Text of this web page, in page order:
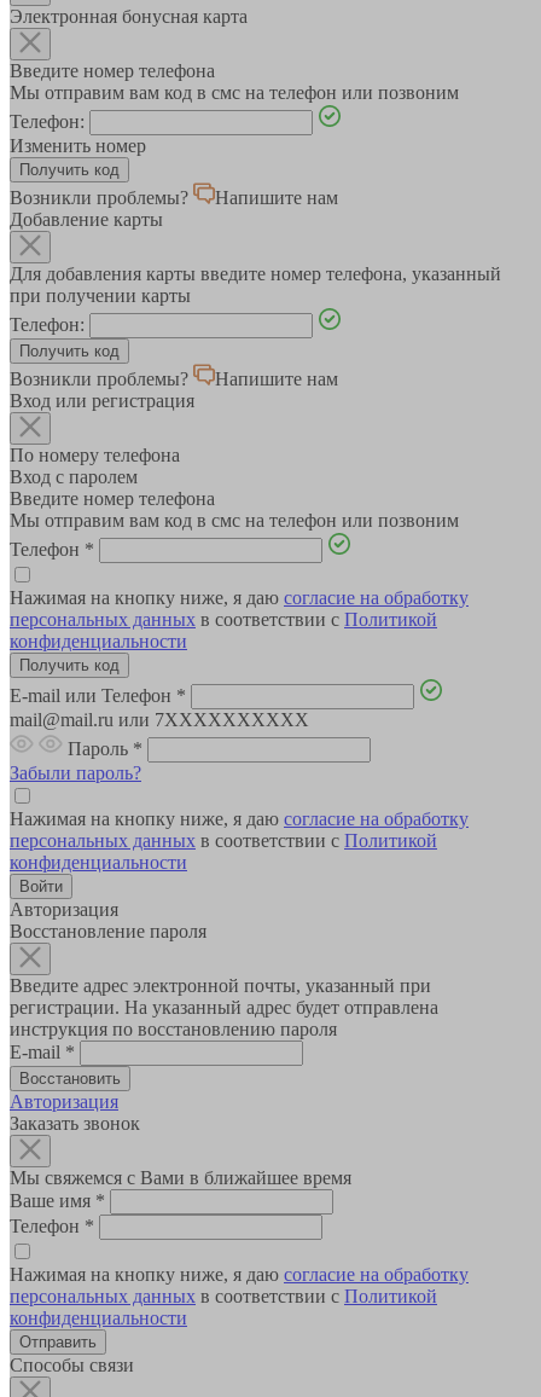
Электронная бонусная карта
Введите номер телефона
Мы отправим вам код в смс на телефон или позвоним
Телефон:
Изменить номер
Возникли проблемы?
Напишите нам
Добавление карты
Для добавления карты введите номер телефона, указанный
при получении карты
Телефон:
Возникли проблемы?
Напишите нам
Вход или регистрация
По номеру телефона
Вход с паролем
Введите номер телефона
Мы отправим вам код в смс на телефон или позвоним
Телефон *
Нажимая на кнопку ниже, я даю согласие на обработку
персональных данных в соответствии с Политикой
конфиденциальности
E-mail или Телефон *
mail@mail.ru или 7XXXXXXXXXX
Пароль *
Забыли пароль?
Нажимая на кнопку ниже, я даю согласие на обработку
персональных данных в соответствии с Политикой
конфиденциальности
Авторизация
Восстановление пароля
Введите адрес электронной почты, указанный при
регистрации. На указанный адрес будет отправлена
инструкция по восстановлению пароля
E-mail *
Авторизация
Заказать звонок
Мы свяжемся с Вами в ближайшее время
Ваше имя *
Телефон *
Нажимая на кнопку ниже, я даю согласие на обработку
персональных данных в соответствии с Политикой
конфиденциальности
Способы связи